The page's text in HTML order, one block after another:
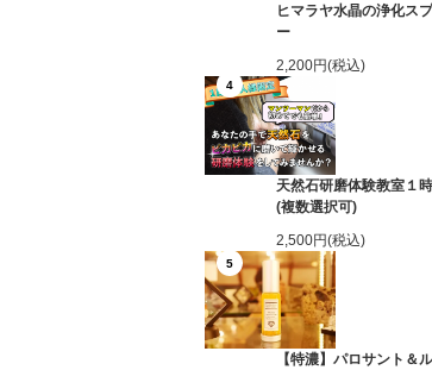
ヒマラヤ水晶の浄化ス
ー
2,200円(税込)
4
天然石研磨体験教室１
(複数選択可)
2,500円(税込)
5
【特濃】パロサント＆